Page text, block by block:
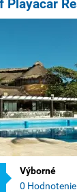
Výborné
0 Hodnotenie